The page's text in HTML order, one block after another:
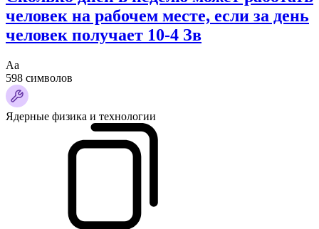
человек на рабочем месте, если за день
человек получает 10-4 Зв
Аа
598 символов
Ядерные физика и технологии